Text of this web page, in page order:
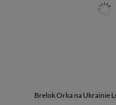
Brelok Orka na Ukrainie